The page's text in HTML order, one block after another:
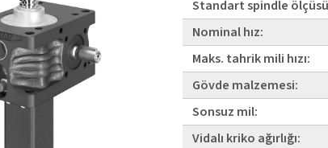
Standart spindle
Nominal hız:
Maks. tahrik mili hızı:
Gövde malzemesi:
Sonsuz mil:
Vidalı kriko ağırlığı: